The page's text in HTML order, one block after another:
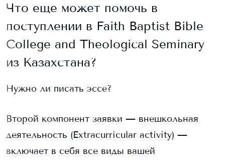
Что еще может помочь в
поступлении в Faith Baptist Bible
College and Theological Seminary
из Казахстана?
Нужно ли писать эссе?
Второй компонент заявки — внешкольная
деятельность (Extracurricular activity) —
включает в себя все виды вашей